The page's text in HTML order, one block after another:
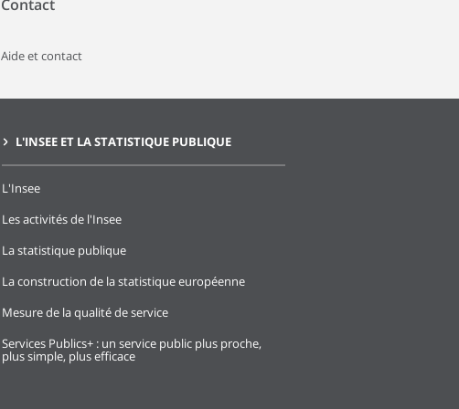
Contact
Aide et contact
L'INSEE ET LA STATISTIQUE PUBLIQUE
L'Insee
Les activités de l'Insee
La statistique publique
La construction de la statistique européenne
Mesure de la qualité de service
Services Publics+ : un service public plus proche,
plus simple, plus efficace